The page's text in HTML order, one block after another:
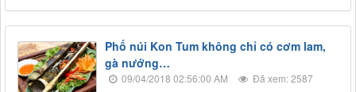
Phố núi Kon Tum không chỉ có cơm lam,
gà nướng…
09/04/2018 02:56:00 AM
Đã xem: 2587